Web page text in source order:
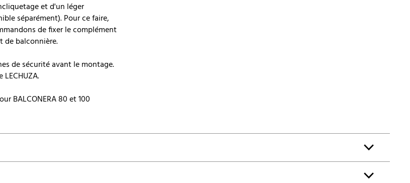
et d'un léger
séparément). Pour ce faire,
de fixer le complément
de balconnière.
de sécurité avant le montage.
BALCONERA 80 et 100